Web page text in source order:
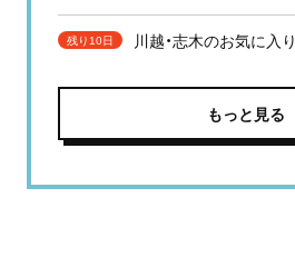
残り10日 川越・志木のお気に入り
もっと見る